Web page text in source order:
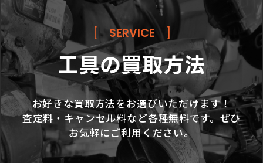
[ SERVICE ]
工具の買取方法
お好きな買取方法をお選びいただけます！
査定料・キャンセル料など各種無料です。ぜひ
お気軽にご利用ください。